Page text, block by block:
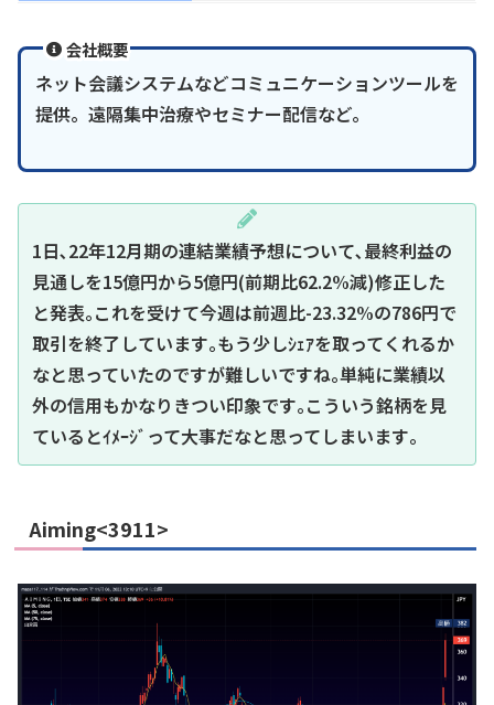
会社概要
ネット会議システムなどコミュニケーションツールを
提供。遠隔集中治療やセミナー配信など。
1日､22年12月期の連結業績予想について､最終利益の
見通しを15億円から5億円(前期比62.2%減)修正した
と発表｡これを受けて今週は前週比-23.32%の786円で
取引を終了しています｡もう少しｼｪｱを取ってくれるか
なと思っていたのですが難しいですね｡単純に業績以
外の信用もかなりきつい印象です｡こういう銘柄を見
ているとｲﾒｰｼﾞって大事だなと思ってしまいます｡
Aiming<3911>